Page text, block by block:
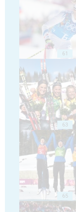
61
63
65